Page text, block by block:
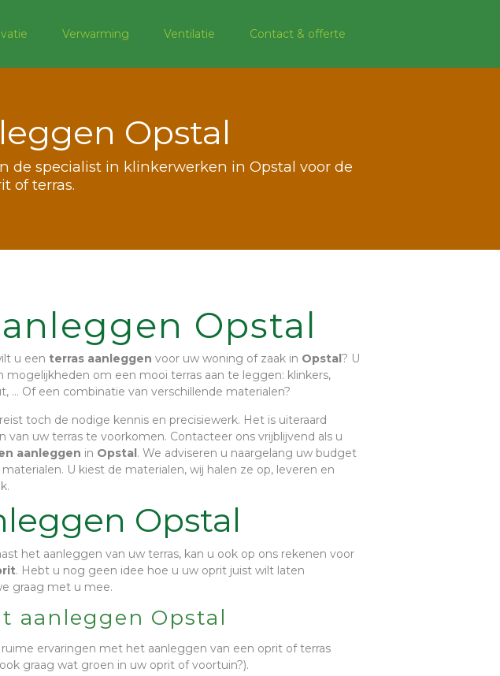
Verwarming Ventilatie Contact & offerte
Opstal
de specialist in klinkerwerken in Opstal voor de
of terras.
Opstal
u een terras aanleggen voor uw woning of zaak in Opstal? U
mogelijkheden om een mooi terras aan te leggen: klinkers,
… Of een combinatie van verschillende materialen?
toch de nodige kennis en precisiewerk. Het is uiteraard
van uw terras te voorkomen. Contacteer ons vrijblijvend als u
aanleggen in Opstal. We adviseren u naargelang uw budget
U kiest de materialen, wij halen ze op, leveren en
Opstal
het aanleggen van uw terras, kan u ook op ons rekenen voor
. Hebt u nog geen idee hoe u uw oprit juist wilt laten
graag met u mee.
aanleggen Opstal
ervaringen met het aanleggen van een oprit of terras
graag wat groen in uw oprit of voortuin?).